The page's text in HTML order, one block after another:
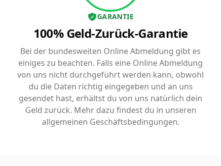
GARANTIE
100% Geld-Zurück-Garantie
Bei der bundesweiten Online Abmeldung gibt es
einiges zu beachten. Falls eine Online Abmeldung
von uns nicht durchgeführt werden kann, obwohl
du die Daten richtig eingegeben und an uns
gesendet hast, erhältst du von uns natürlich dein
Geld zurück. Mehr dazu findest du in unseren
allgemeinen Geschäftsbedingungen.